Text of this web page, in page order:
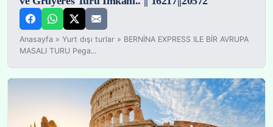
Anasayfa »Yurt dışı turlar » BERNİNA EXPRESS ILE BİR AVRUPA
MASALI TURU Pega...